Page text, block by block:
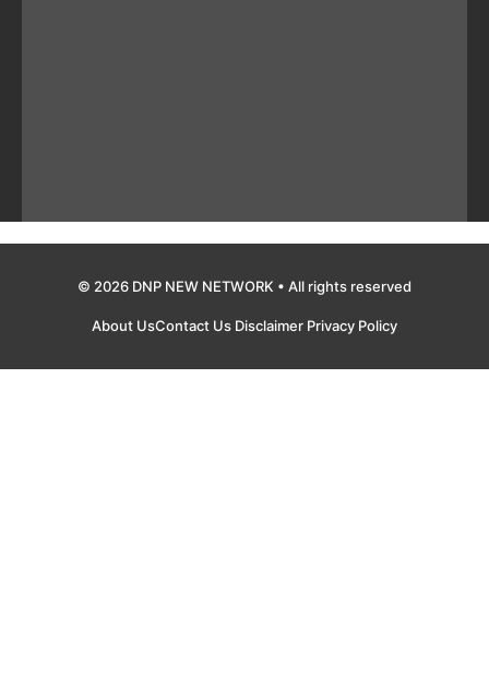
© 2026 DNP NEW NETWORK • All rights reserved
About UsContact Us Disclaimer Privacy Policy